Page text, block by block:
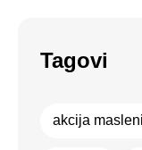
Tagovi
akcija